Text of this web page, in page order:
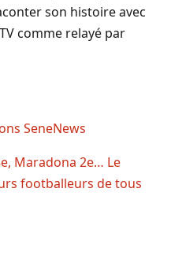
son histoire avec
comme relayé par
Maradona 2e… Le
footballeurs de tous